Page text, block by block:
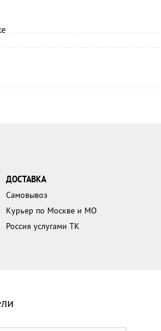
ДОСТАВКА
Самовывоз
Курьер по Москве и МО
Россия услугами ТК